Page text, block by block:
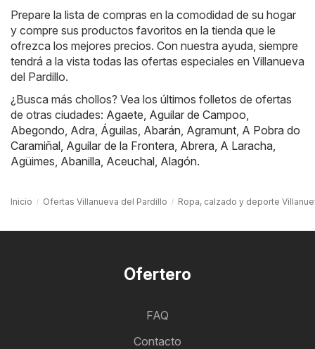
Prepare la lista de compras en la comodidad de su hogar
y compre sus productos favoritos en la tienda que le
ofrezca los mejores precios. Con nuestra ayuda, siempre
tendrá a la vista todas las ofertas especiales en Villanueva
del Pardillo.
¿Busca más chollos? Vea los últimos folletos de ofertas
de otras ciudades: Agaete Aguilar de Campoo
Abegondo Adra Águilas Abarán Agramunt A Pobra do
Caramiñal Aguilar de la Frontera Abrera A Laracha
Agüimes Abanilla Aceuchal Alagón.
Inicio Ofertas Villanueva del Pardillo Ropa, calzado y deporte
Ofertero
FAQ
Contacto